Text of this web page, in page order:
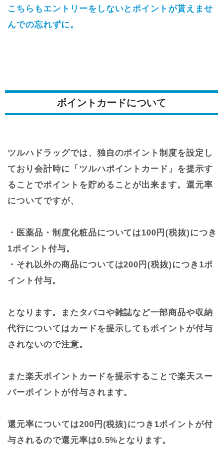
こちらもエントリーをしないとポイントが貰えませ
んでの忘れずに。
ポイントカードについて
ツルハドラッグでは、独自のポイント制度を設定し
ており会計時に「ツルハポイントカード」を提示す
ることでポイントを貯めることが出来ます。還元率
についてですが、
・医薬品・制度化粧品については100円(税抜)につき
1ポイント付与。
・それ以外の商品については200円(税抜)につき1ポ
イント付与。
となります。またタバコや雑誌など一部商品や収納
代行についてはカードを提示してもポイントが付与
されないので注意。
また楽天ポイントカードを提示することで楽天スー
パーポイントが付与されます。
還元率については200円(税抜)につき1ポイントが付
与されるので還元率は0.5%となります。